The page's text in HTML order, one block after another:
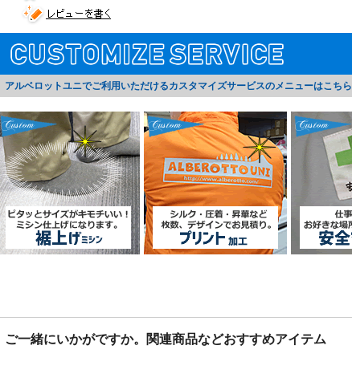
アルベロットユニでご利用いただけるカスタマイズサービスのメニューはこちら
ご一緒にいかがですか。関連商品などおすすめアイテム